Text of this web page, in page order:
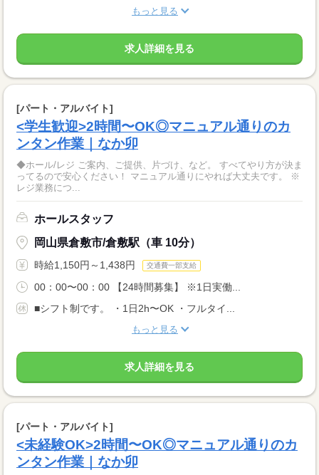
もっと見る
求人詳細を見る
[パート・アルバイト]
<学生歓迎>2時間〜OK◎マニュアル通りのカ
ンタン作業｜なか卯
◆ホール/レジ ご案内、ご提供、片づけ、など。 すべてやり方が決ま
ってるので安心ください！ マニュアル通りにやれば大丈夫です。 ※
レジ業務につ...
ホールスタッフ
岡山県倉敷市/倉敷駅（車 10分）
時給1,150円～1,438円 交通費一部支給
00：00〜00：00 【24時間募集】 ※1日実働...
■シフト制です。 ・1日2h〜OK ・フルタイ...
もっと見る
求人詳細を見る
[パート・アルバイト]
<未経験OK>2時間〜OK◎マニュアル通りのカ
ンタン作業｜なか卯